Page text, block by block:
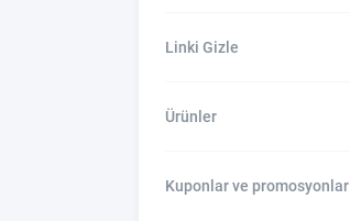
Linki Gizle
Ürünler
Kuponlar ve promosyonlar